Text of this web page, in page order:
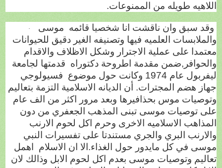
اللاهيه طويله من الممنوعات.
· وقد سبق وان ناقشت انا شخصيا قائمه موسى
والملابسات العلميه فيها وتصنيفه الغير دقيق للحيوانات
معتمدا على عملية الاجترار وشكل الاظلاف والاقدام
والحوافر,ضمن مقدمة اطروحة دكتوراه قدمتها لجامعة
ليفربول عام 1974 وكانت
حول موضوع فسيولوجي
جهاز هضم المجترات. أن الديانه الاسلامية التزمة بتعاليم
وتوصيات موس بحذافيرها وبعد مرور اكثر من الف عام
على توصيات موسى تبنى المذهب الجعفري من دون
المذاهب الاسلاميه الاخرى وحرم اكل لحوم الارنب
والارنب البري والجري مستندتا على تفسيرات النبي
موسى في كل مايدور حول الغذاء.الا ان الاسلام
اهمل
تعاليم وتوصيات موسى بعدم اكل لحوم الابل وذالك لان